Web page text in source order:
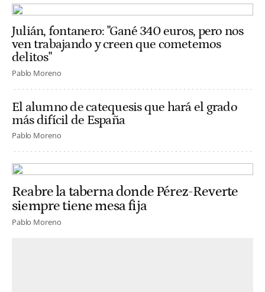
Julián, fontanero: "Gané 340 euros, pero nos
ven trabajando y creen que cometemos
delitos"
Pablo Moreno
El alumno de catequesis que hará el grado
más difícil de España
Pablo Moreno
Reabre la taberna donde Pérez-Reverte
siempre tiene mesa fija
Pablo Moreno